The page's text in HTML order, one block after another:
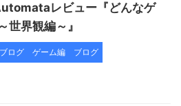
レビュー『どんなゲ
世界観編～』
ログ ゲーム編 ブログ